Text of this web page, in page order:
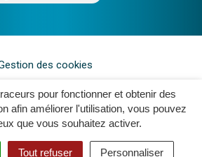
pour fonctionner et obtenir des
afin améliorer l'utilisation, vous pouvez
que vous souhaitez activer.
Tout refuser Personnaliser
des cookies
Plan du site
Mentions légales
Crédits